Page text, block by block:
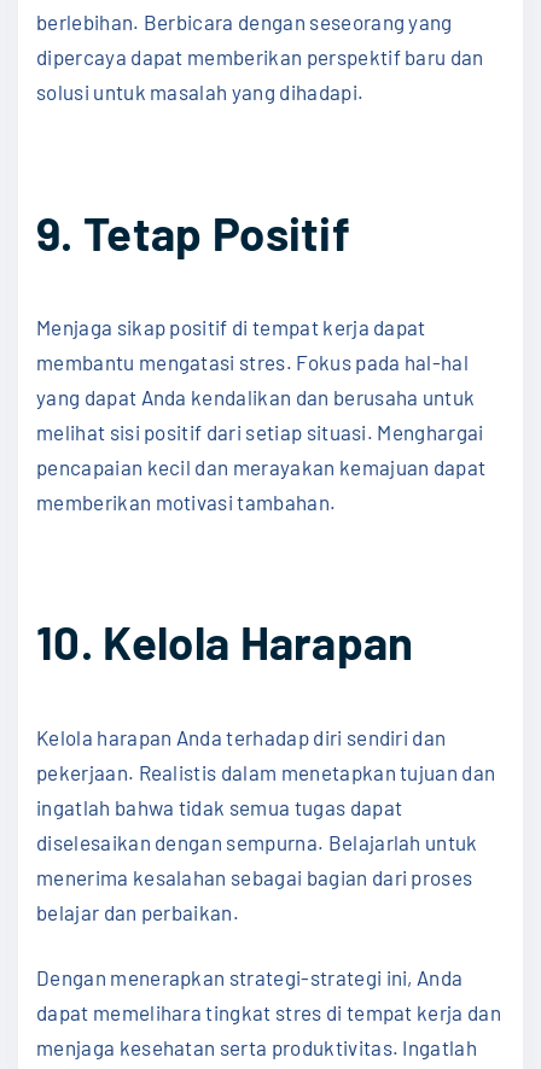
berlebihan. Berbicara dengan seseorang yang
dipercaya dapat memberikan perspektif baru dan
solusi untuk masalah yang dihadapi.
9. Tetap Positif
Menjaga sikap positif di tempat kerja dapat
membantu mengatasi stres. Fokus pada hal-hal
yang dapat Anda kendalikan dan berusaha untuk
melihat sisi positif dari setiap situasi. Menghargai
pencapaian kecil dan merayakan kemajuan dapat
memberikan motivasi tambahan.
10. Kelola Harapan
Kelola harapan Anda terhadap diri sendiri dan
pekerjaan. Realistis dalam menetapkan tujuan dan
ingatlah bahwa tidak semua tugas dapat
diselesaikan dengan sempurna. Belajarlah untuk
menerima kesalahan sebagai bagian dari proses
belajar dan perbaikan.
Dengan menerapkan strategi-strategi ini, Anda
dapat memelihara tingkat stres di tempat kerja dan
menjaga kesehatan serta produktivitas. Ingatlah